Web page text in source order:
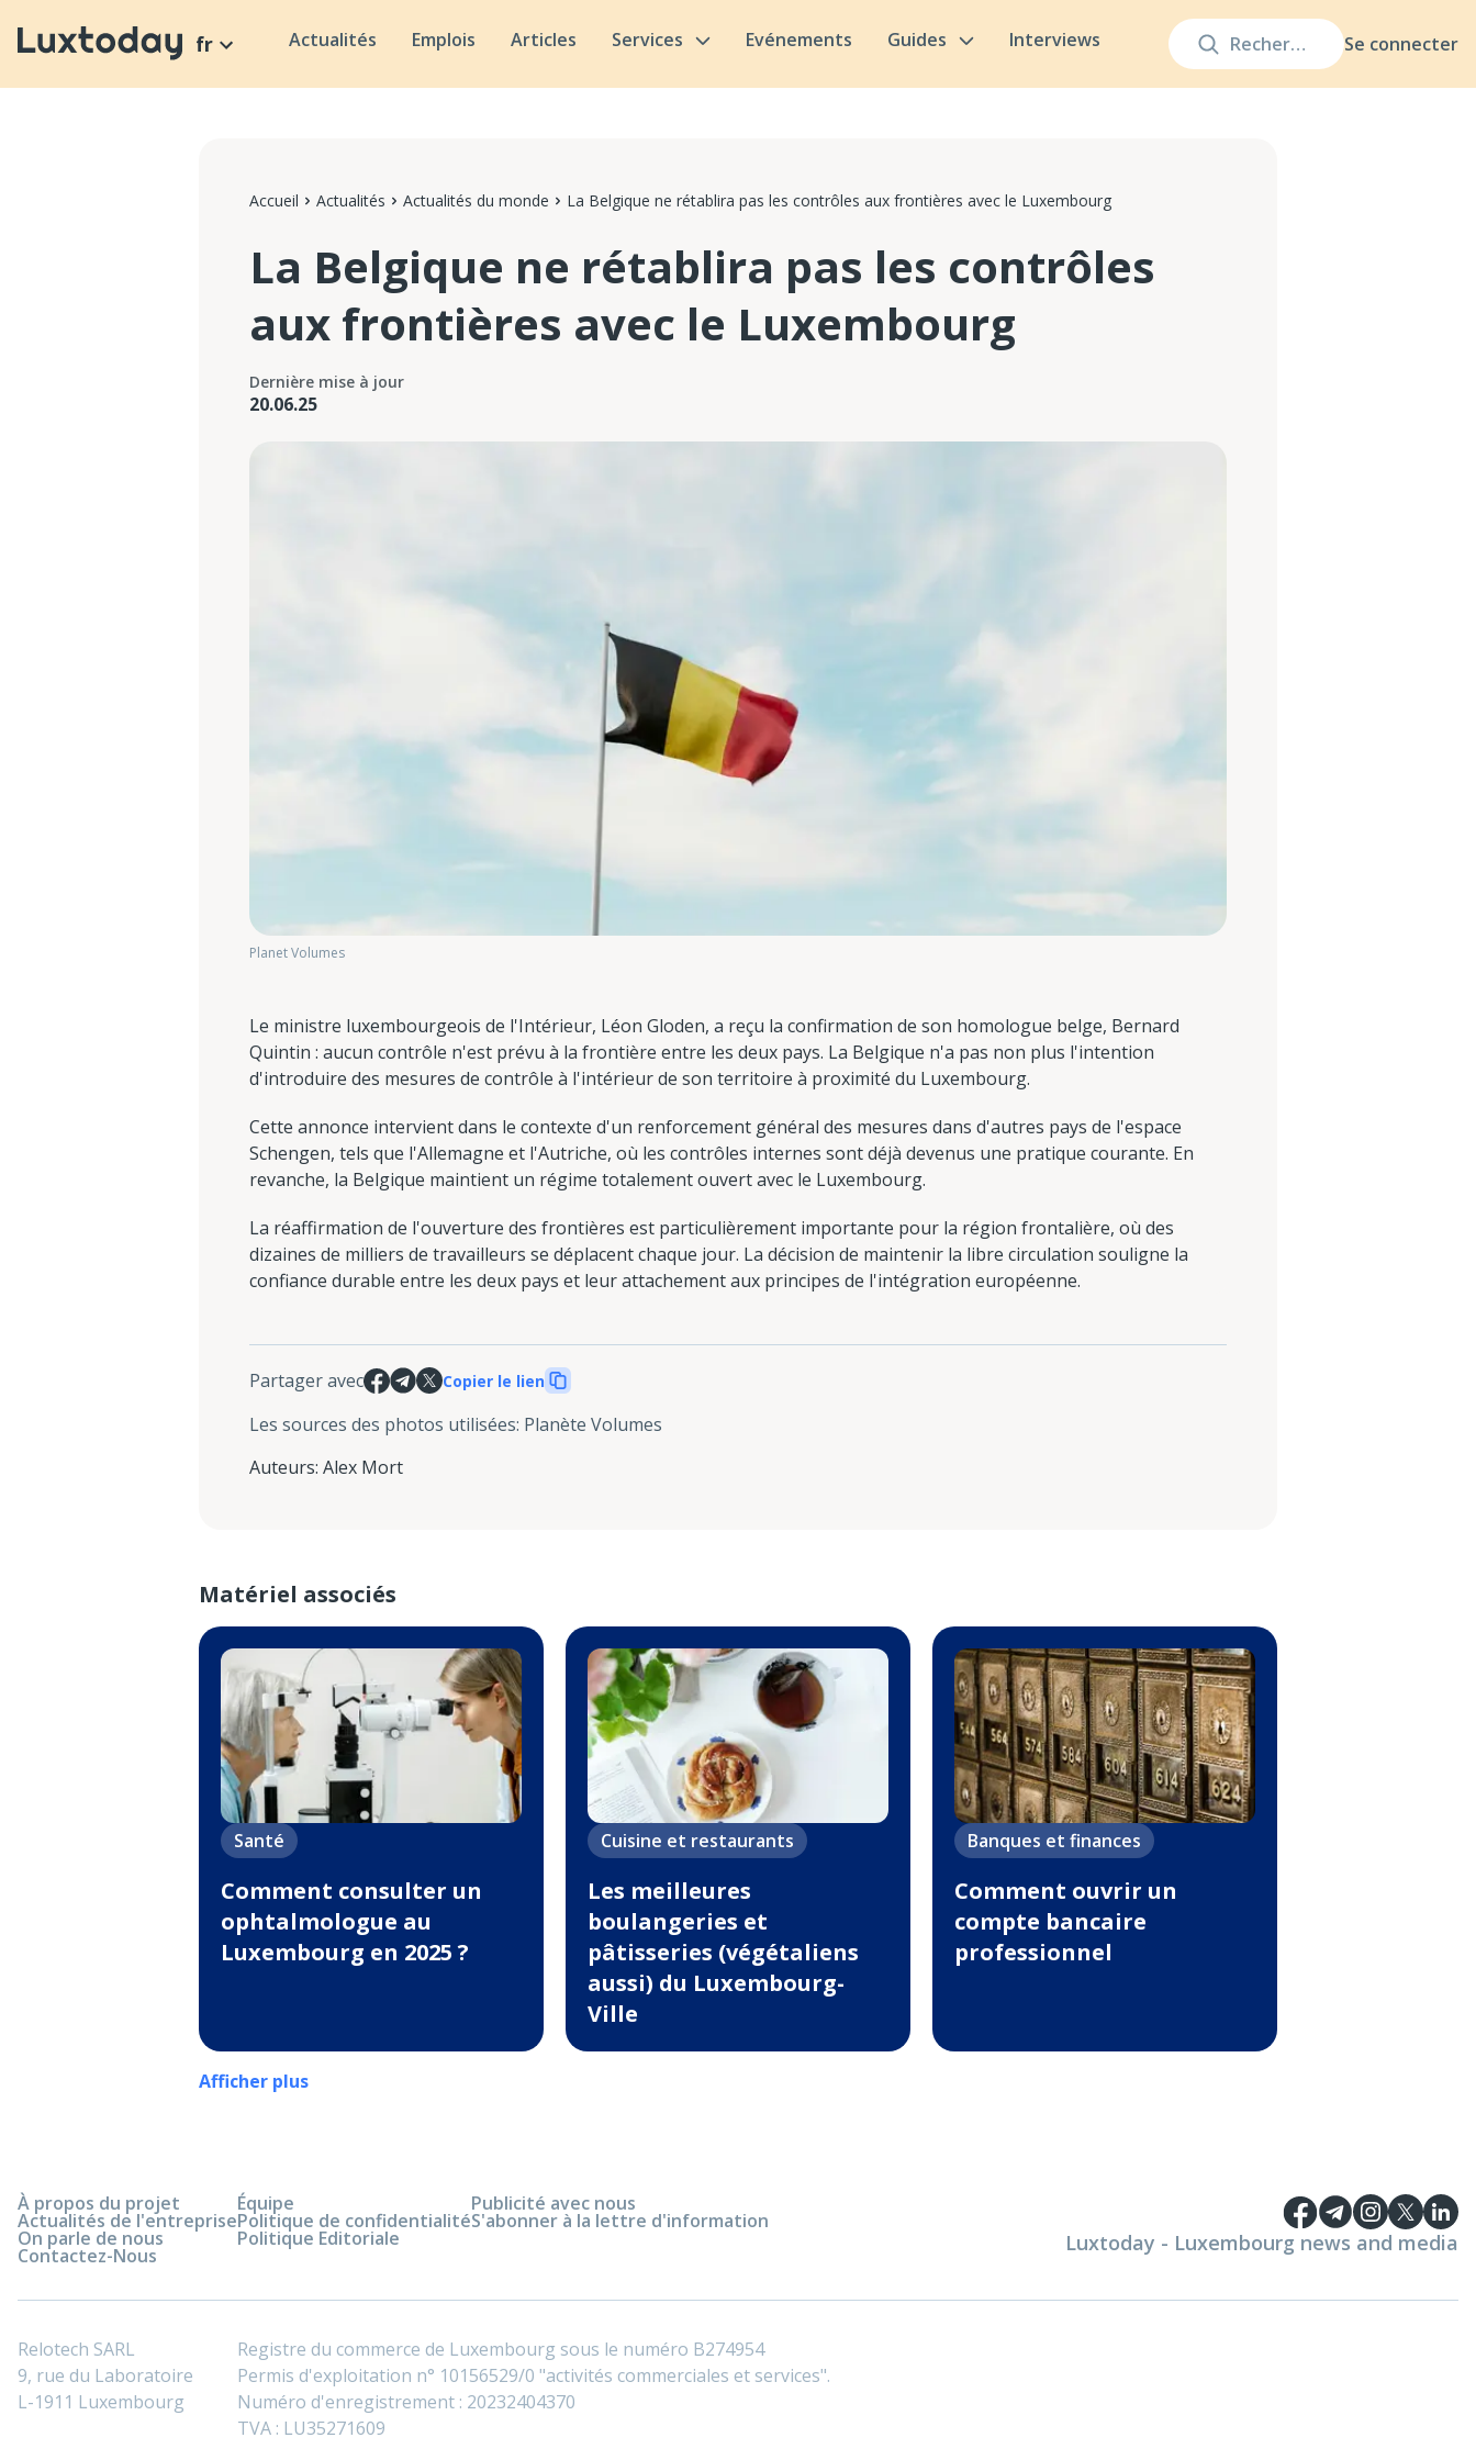
Se connecter
fr Actualités Emplois Articles Services Evénements Guides Interviews
Accueil Actualités Actualités du monde La Belgique ne rétablira pas les contrôles aux frontières avec le Luxembourg
La Belgique ne rétablira pas les contrôles
aux frontières avec le Luxembourg
Dernière mise à jour
20.06.25
Planet Volumes
Le ministre luxembourgeois de l'Intérieur, Léon Gloden, a reçu la confirmation de son homologue belge, Bernard
Quintin : aucun contrôle n'est prévu à la frontière entre les deux pays. La Belgique n'a pas non plus l'intention
d'introduire des mesures de contrôle à l'intérieur de son territoire à proximité du Luxembourg.
Cette annonce intervient dans le contexte d'un renforcement général des mesures dans d'autres pays de l'espace
Schengen, tels que l'Allemagne et l'Autriche, où les contrôles internes sont déjà devenus une pratique courante. En
revanche, la Belgique maintient un régime totalement ouvert avec le Luxembourg.
La réaffirmation de l'ouverture des frontières est particulièrement importante pour la région frontalière, où des
dizaines de milliers de travailleurs se déplacent chaque jour. La décision de maintenir la libre circulation souligne la
confiance durable entre les deux pays et leur attachement aux principes de l'intégration européenne.
Partager avec Copier le lien
Les sources des photos utilisées: Planète Volumes
Auteurs: Alex Mort
Matériel associés
Santé
Comment consulter un
ophtalmologue au
Luxembourg en 2025 ?
Cuisine et restaurants
Les meilleures
boulangeries et
pâtisseries (végétaliens
aussi) du Luxembourg-
Ville
Banques et finances
Comment ouvrir un
compte bancaire
professionnel
Afficher plus
À propos du projet
Actualités de l'entreprise
On parle de nous
Contactez-Nous
Équipe
Politique de confidentialité
Politique Editoriale
Publicité avec nous
S'abonner à la lettre d'information
Luxtoday - Luxembourg news and media
Relotech SARL
9, rue du Laboratoire
L-1911 Luxembourg
Registre du commerce de Luxembourg sous le numéro B274954
Permis d'exploitation n° 10156529/0 "activités commerciales et services".
Numéro d'enregistrement : 20232404370
TVA : LU35271609